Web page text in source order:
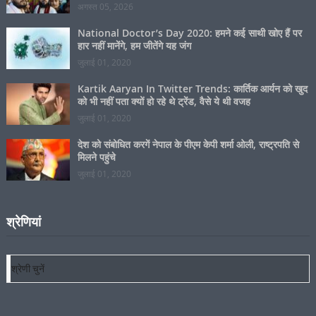
अगस्त 05, 2026
National Doctor’s Day 2020: हमने कई साथी खोए हैं पर
हार नहीं मानेंगे, हम जीतेंगे यह जंग
जुलाई 01, 2020
Kartik Aaryan In Twitter Trends: कार्तिक आर्यन को खुद
को भी नहीं पता क्यों हो रहे थे ट्रेंड, वैसे ये थी वजह
जुलाई 01, 2020
देश को संबोधित करगें नेपाल के पीएम केपी शर्मा ओली, राष्ट्रपति से
मिलने पहुंचे
जुलाई 01, 2020
श्रेणियां
श्रेणियां